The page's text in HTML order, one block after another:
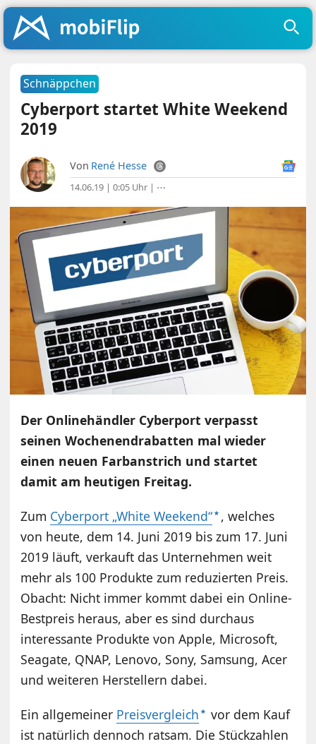
Schnäppchen
Cyberport startet White Weekend
2019
Von René Hesse
14.06.19 | 0:05 Uhr | ⋯
Der Onlinehändler Cyberport verpasst
seinen Wochenendrabatten mal wieder
einen neuen Farbanstrich und startet
damit am heutigen Freitag.
Zum Cyberport „White Weekend“ , welches
von heute, dem 14. Juni 2019 bis zum 17. Juni
2019 läuft, verkauft das Unternehmen weit
mehr als 100 Produkte zum reduzierten Preis.
Obacht: Nicht immer kommt dabei ein Online-
Bestpreis heraus, aber es sind durchaus
interessante Produkte von Apple, Microsoft,
Seagate, QNAP, Lenovo, Sony, Samsung, Acer
und weiteren Herstellern dabei.
Ein allgemeiner Preisvergleich
vor dem Kauf
ist natürlich dennoch ratsam. Die Stückzahlen